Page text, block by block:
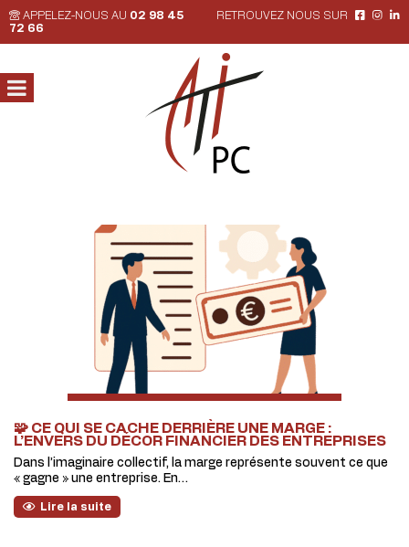
APPELEZ-NOUS AU 02 98 45
72 66
RETROUVEZ NOUS SUR
🧩 CE QUI SE CACHE DERRIÈRE UNE MARGE :
L’ENVERS DU DÉCOR FINANCIER DES ENTREPRISES
Dans l’imaginaire collectif, la marge représente souvent ce que
« gagne » une entreprise. En…
Lire la suite